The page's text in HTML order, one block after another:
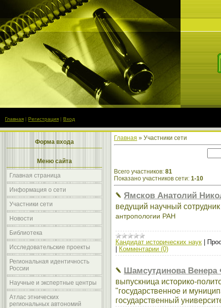
Главная | Регистрация | Вход
Форма входа
Меню сайта
Главная страница
Информация о сети
Участники сети
Новости
Библиотека
Исследовательские проекты
Региональная идентичность
России
Научные и экспертные центры
Атлас этнических
региональных автономий
Главная » Участники сети
Всего участников: 81
Показано участников сети: 1-10
Ямсков Анатолий
ведущий научный
антропологии РАН
Кандидат исторических наук
Комментарии (0)
Шамсутдинова Венера
выпускница историко-
"государственное и
государственный